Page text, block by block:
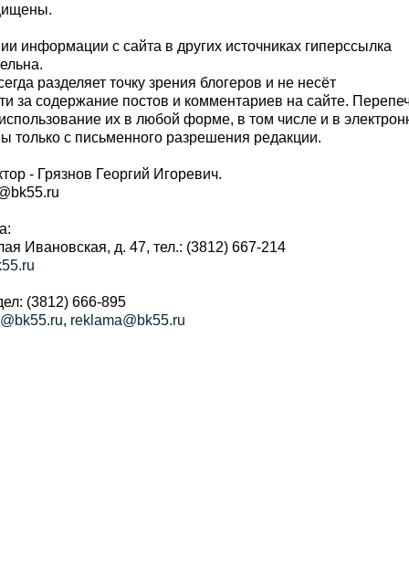
информации с сайта в других источниках гиперссылка
разделяет точку зрения блогеров и не несёт
за содержание постов и комментариев на сайте.
их в любой форме, в том числе и в
с письменного разрешения редакции.
- Грязнов Георгий Игоревич.
Ивановская, д. 47, тел.: (3812) 667-214
(3812) 666-895
, reklama@bk55.ru